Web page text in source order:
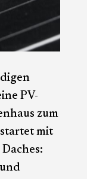
PV-
zum
mit
Daches: